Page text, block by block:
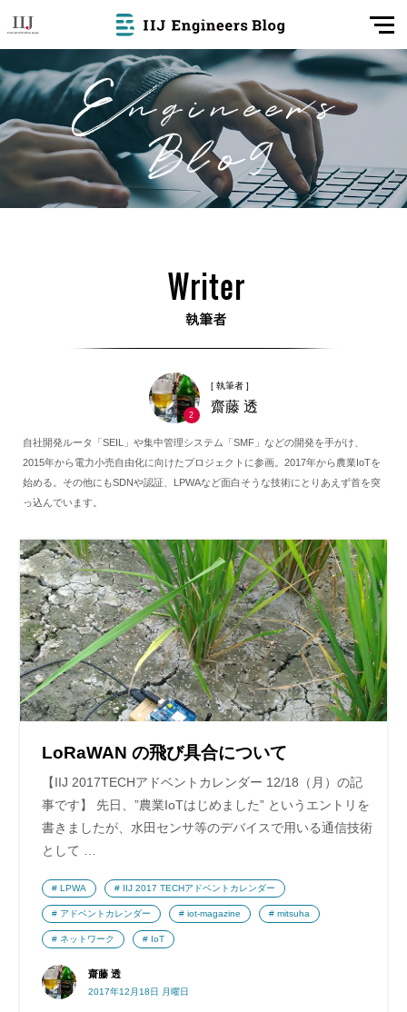
2
[ 執筆者 ]
齋藤 透
自社開発ルータ「SEIL」や集中管理システム「SMF」などの開発を手がけ、
2015年から電力小売自由化に向けたプロジェクトに参画。2017年から農業IoTを
始める。その他にもSDNや認証、LPWAなど面白そうな技術にとりあえず首を突
っ込んでいます。
LoRaWAN の飛び具合について
【IIJ 2017TECHアドベントカレンダー 12/18（月）の記
事です】 先日、”農業IoTはじめました” というエントリを
書きましたが、水田センサ等のデバイスで用いる通信技術
として …
齋藤 透
2017年12月18日 月曜日
LPWA IIJ 2017 TECHアドベントカレンダー
アドベントカレンダー iot-magazine mitsuha
ネットワーク IoT